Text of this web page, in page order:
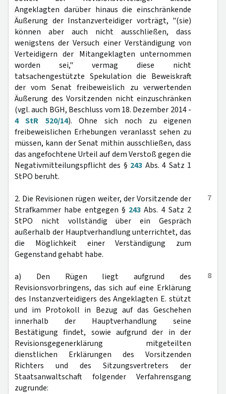
Angeklagten darüber hinaus die einschränkende
Äußerung der Instanzverteidiger vorträgt, "(sie)
können aber auch nicht ausschließen, dass
wenigstens der Versuch einer Verständigung von
Verteidigern der Mitangeklagten unternommen
worden sei," vermag diese nicht
tatsachengestützte Spekulation die Beweiskraft
der vom Senat freibeweislich zu verwertenden
Äußerung des Vorsitzenden nicht einzuschränken
(vgl. auch BGH, Beschluss vom 18. Dezember 2014 -
4 StR 520/14). Ohne sich noch zu eigenen
freibeweislichen Erhebungen veranlasst sehen zu
müssen, kann der Senat mithin ausschließen, dass
das angefochtene Urteil auf dem Verstoß gegen die
Negativmitteilungspflicht des § 243 Abs. 4 Satz 1
StPO beruht.
7
2. Die Revisionen rügen weiter, der Vorsitzende der
Strafkammer habe entgegen § 243 Abs. 4 Satz 2
StPO nicht vollständig über ein Gespräch
außerhalb der Hauptverhandlung unterrichtet, das
die Möglichkeit einer Verständigung zum
Gegenstand gehabt habe.
8
a) Den Rügen liegt aufgrund des
Revisionsvorbringens, das sich auf eine Erklärung
des Instanzverteidigers des Angeklagten E. stützt
und im Protokoll in Bezug auf das Geschehen
innerhalb der Hauptverhandlung seine
Bestätigung findet, sowie aufgrund der in der
Revisionsgegenerklärung mitgeteilten
dienstlichen Erklärungen des Vorsitzenden
Richters und des Sitzungsvertreters der
Staatsanwaltschaft folgender Verfahrensgang
zugrunde: